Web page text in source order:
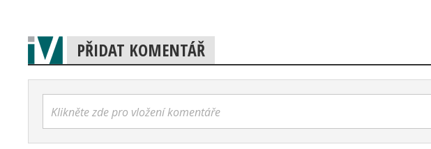
PŘIDAT KOMENTÁŘ
Klikněte zde pro vložení komentáře